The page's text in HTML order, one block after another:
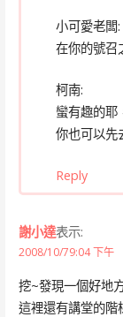
小可愛老闆:
在你的號召
柯南:
蠻有趣的耶
你也可以先
Reply
謝小達表示:
2008/10/79:04 下午
挖~發現一個好地
這裡還有講堂的